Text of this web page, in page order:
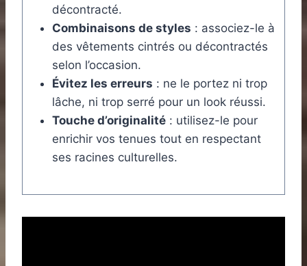
décontracté.
Combinaisons de styles : associez-le à
des vêtements cintrés ou décontractés
selon l’occasion.
Évitez les erreurs : ne le portez ni trop
lâche, ni trop serré pour un look réussi.
Touche d’originalité: utilisez-le pour
enrichir vos tenues tout en respectant
ses racines culturelles.